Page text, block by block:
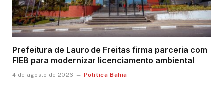
Prefeitura de Lauro de Freitas firma parceria com
FIEB para modernizar licenciamento ambiental
4 de agosto de 2026 Política Bahia